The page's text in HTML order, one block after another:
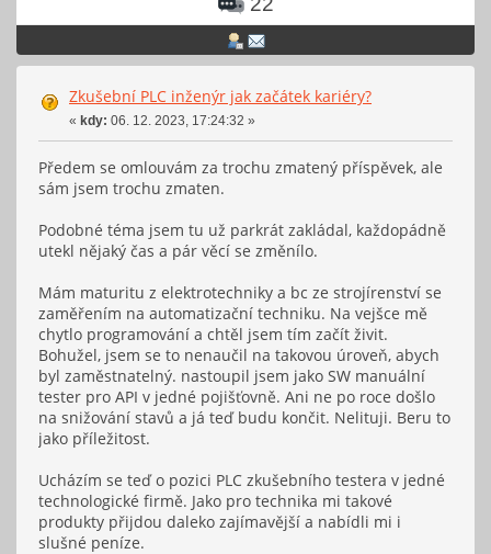
Zkušební PLC inženýr jak začátek kariéry?
« kdy: 06. 12. 2023, 17:24:32 »
Předem se omlouvám za trochu zmatený příspěvek, ale
sám jsem trochu zmaten.
Podobné téma jsem tu už parkrát zakládal, každopádně
utekl nějaký čas a pár věcí se změnílo.
Mám maturitu z elektrotechniky a bc ze strojírenství se
zaměřením na automatizační techniku. Na vejšce mě
chytlo programování a chtěl jsem tím začít živit.
Bohužel, jsem se to nenaučil na takovou úroveň, abych
byl zaměstnatelný. nastoupil jsem jako SW manuální
tester pro API v jedné pojišťovně. Ani ne po roce došlo
na snižování stavů a já teď budu končit. Nelituji. Beru to
jako příležitost.
Ucházím se teď o pozici PLC zkušebního testera v jedné
technologické firmě. Jako pro technika mi takové
produkty přijdou daleko zajímavější a nabídli mi i
slušné peníze.